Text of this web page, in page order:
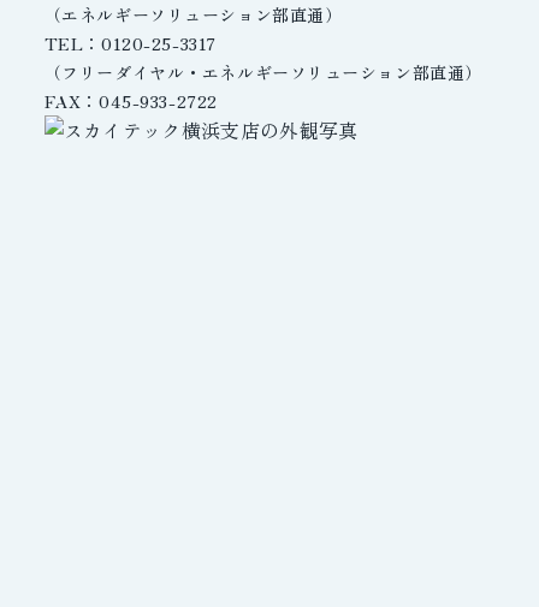
（エネルギーソリューション部直通）
TEL：0120-25-3317
（フリーダイヤル・エネルギーソリューション部直通）
FAX：045-933-2722